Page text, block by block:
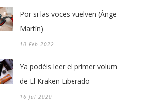
Por si las voces vuelven (Ángel
Martín)
10 Feb 2022
Ya podéis leer el primer volumen
de El Kraken Liberado
16 Jul 2020